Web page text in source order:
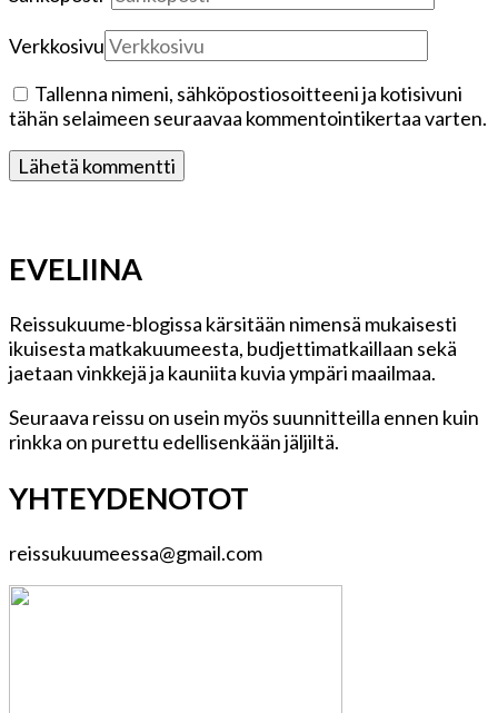
Verkkosivu
Tallenna nimeni, sähköpostiosoitteeni ja kotisivuni
tähän selaimeen seuraavaa kommentointikertaa varten.
EVELIINA
Reissukuume-blogissa kärsitään nimensä mukaisesti
ikuisesta matkakuumeesta, budjettimatkaillaan sekä
jaetaan vinkkejä ja kauniita kuvia ympäri maailmaa.
Seuraava reissu on usein myös suunnitteilla ennen kuin
rinkka on purettu edellisenkään jäljiltä.
YHTEYDENOTOT
reissukuumeessa@gmail.com